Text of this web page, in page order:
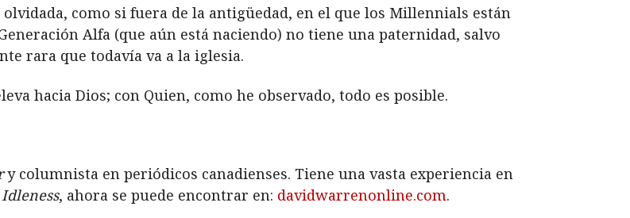
como si fuera de la antigüedad, en el que los Millennials están
Alfa (que aún está naciendo) no tiene una paternidad, salvo
rara que todavía va a la iglesia.
hacia Dios; con Quien, como he observado, todo es posible.
y columnista en periódicos canadienses. Tiene una vasta experiencia en
, ahora se puede encontrar en: davidwarrenonline.com.